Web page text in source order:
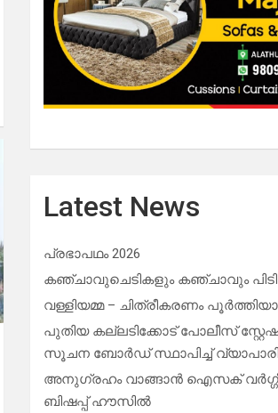
Latest News
പ്രഭാപഥം 2026
കഞ്ചാവുചെടികളും കഞ്ചാവും
വള്ളിയമ്മ – ചിത്രീകരണം
പുതിയ കല്ലടിക്കോട് പോലീസ്
സൂചന ബോർഡ് സ്ഥാപിച്ച്
അനുഗ്രഹം വാങ്ങാൻ ഐസക്
ബിഷപ്പ് ഹൗസില്‍